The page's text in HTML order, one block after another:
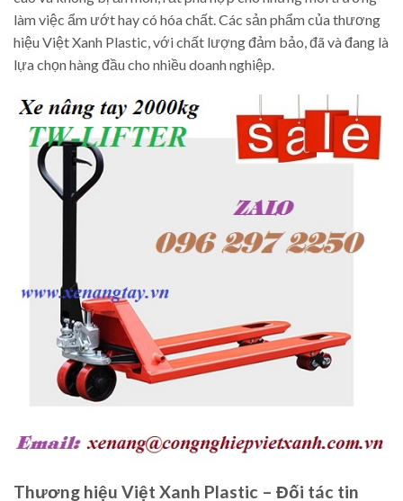
làm việc ẩm ướt hay có hóa chất. Các sản phẩm của thương
hiệu Việt Xanh Plastic, với chất lượng đảm bảo, đã và đang là
lựa chọn hàng đầu cho nhiều doanh nghiệp.
Thương hiệu Việt Xanh Plastic – Đối tác tin